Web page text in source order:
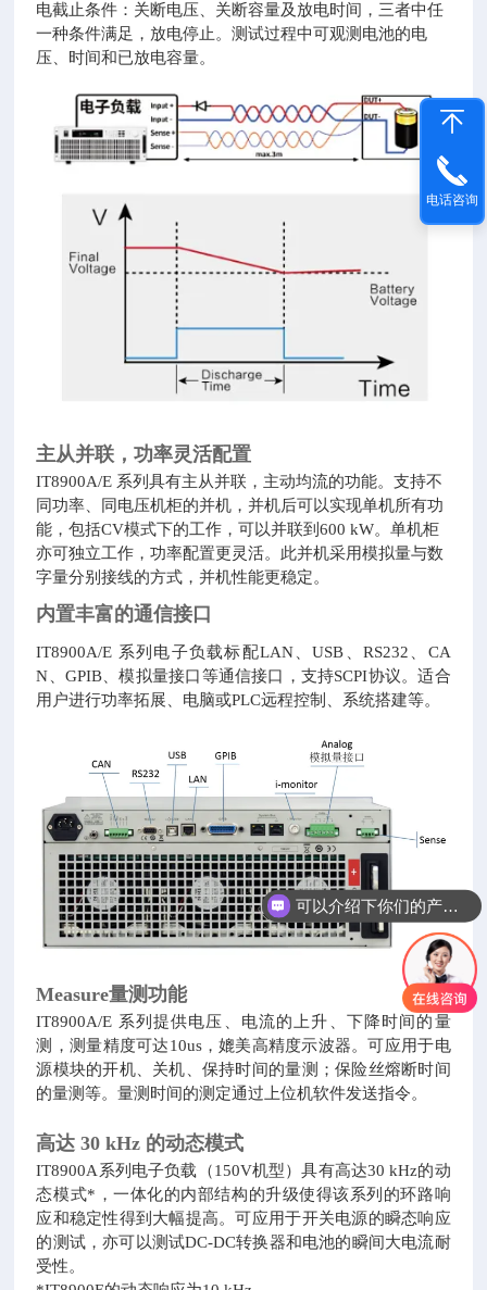
电截止条件：关断电压、关断容量及放电时间，三者中任
一种条件满足，放电停止。测试过程中可观测电池的电
压、时间和已放电容量。
主从并联，功率灵活配置
IT8900A/E 系列具有主从并联，主动均流的功能。支持不
同功率、同电压机柜的并机，并机后可以实现单机所有功
能，包括CV模式下的工作，可以并联到600 kW。单机柜
亦可独立工作，功率配置更灵活。此并机采用模拟量与数
字量分别接线的方式，并机性能更稳定。
内置丰富的通信接口
IT8900A/E 系列电子负载标配LAN、USB、RS232、CA
N、GPIB、模拟量接口等通信接口，支持SCPI协议。适合
用户进行功率拓展、电脑或PLC远程控制、系统搭建等。
Measure量测功能
IT8900A/E 系列提供电压、电流的上升、下降时间的量
测，测量精度可达10us，媲美高精度示波器。可应用于电
源模块的开机、关机、保持时间的量测；保险丝熔断时间
的量测等。量测时间的测定通过上位机软件发送指令。
高达 30 kHz 的动态模式
IT8900A系列电子负载（150V机型）具有高达30 kHz的动
态模式*，一体化的内部结构的升级使得该系列的环路响
应和稳定性得到大幅提高。可应用于开关电源的瞬态响应
的测试，亦可以测试DC-DC转换器和电池的瞬间大电流耐
受性。
电话咨询
可以介绍下你们的产品么
你们是怎么收费的呢